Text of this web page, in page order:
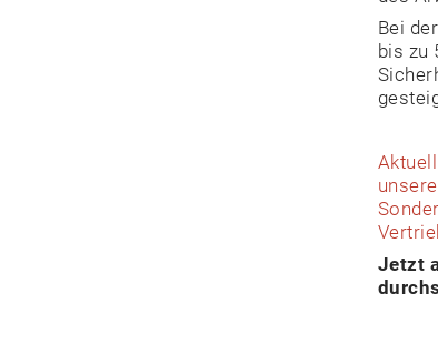
Bei
bis zu
Jetzt